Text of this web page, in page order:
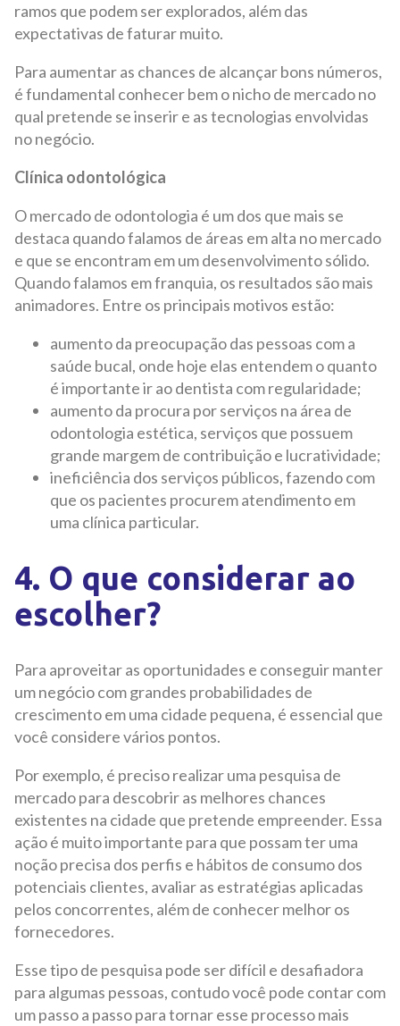
ramos que podem ser explorados, além das
expectativas de faturar muito.
Para aumentar as chances de alcançar bons números,
é fundamental conhecer bem o nicho de mercado no
qual pretende se inserir e as tecnologias envolvidas
no negócio.
Clínica odontológica
O mercado de odontologia é um dos que mais se
destaca quando falamos de áreas em alta no mercado
e que se encontram em um desenvolvimento sólido.
Quando falamos em franquia, os resultados são mais
animadores. Entre os principais motivos estão:
aumento da preocupação das pessoas com a
saúde bucal, onde hoje elas entendem o quanto
é importante ir ao dentista com regularidade;
aumento da procura por serviços na área de
odontologia estética, serviços que possuem
grande margem de contribuição e lucratividade;
ineficiência dos serviços públicos, fazendo com
que os pacientes procurem atendimento em
uma clínica particular.
4. O que considerar ao
escolher?
Para aproveitar as oportunidades e conseguir manter
um negócio com grandes probabilidades de
crescimento em uma cidade pequena, é essencial que
você considere vários pontos.
Por exemplo, é preciso realizar uma pesquisa de
mercado para descobrir as melhores chances
existentes na cidade que pretende empreender. Essa
ação é muito importante para que possam ter uma
noção precisa dos perfis e hábitos de consumo dos
potenciais clientes, avaliar as estratégias aplicadas
pelos concorrentes, além de conhecer melhor os
fornecedores.
Esse tipo de pesquisa pode ser difícil e desafiadora
para algumas pessoas, contudo você pode contar com
um passo a passo para tornar esse processo mais